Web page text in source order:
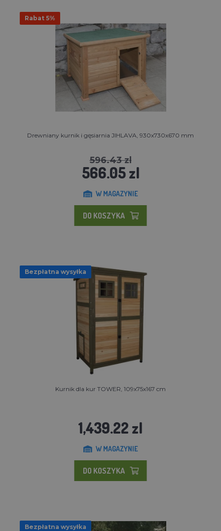
Rabat 5%
Drewniany kurnik i gęsiarnia JIHLAVA, 930x730x670 mm
596.43 zl
566.05 zl
W MAGAZYNIE
DO KOSZYKA
Bezpłatna wysyłka
Kurnik dla kur TOWER, 109x75x167 cm
1,439.22 zl
W MAGAZYNIE
DO KOSZYKA
Bezpłatna wysyłka